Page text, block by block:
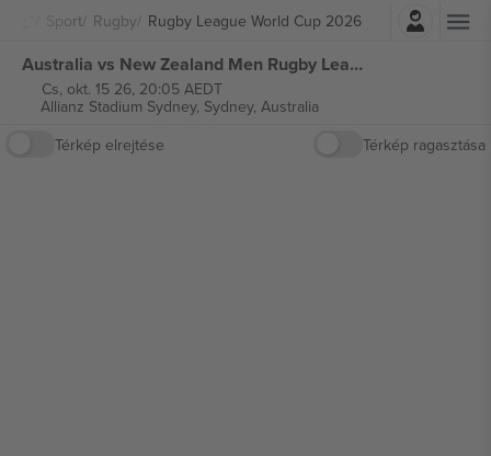
Sport Rugby Rugby League World Cup 2026
Belépés
Australia vs New Zealand Men Rugby League World Cup 2026 jegyek
Cs, okt. 15 26, 20:05 AEDT
Allianz Stadium Sydney, Sydney, Australia
Térkép elrejtése
Térkép ragasztása